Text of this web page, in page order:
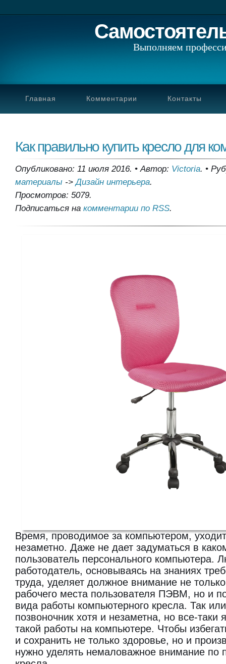
Выполняем
Главная Комментарии Контакты
Как правильно купить кресло для
Опубликовано: 11 июля 2016. •Автор: Victoria. •
материалы ->Дизайн интерьера.
Просмотров: 5079.
Подписаться на комментарии по RSS.
Время, проводимое за компьютером,
незаметно. Даже не дает задуматься в
пользователь персонального компьютера.
работодатель, основываясь на знаниях
труда, уделяет должное внимание не
рабочего места пользователя ПЭВМ, но и
вида работы компьютерного кресла. Так
позвоночник хотя и незаметна, но все-таки
такой работы на компьютере. Чтобы
и сохранить не только здоровье, но и
нужно уделять немаловажное внимание по